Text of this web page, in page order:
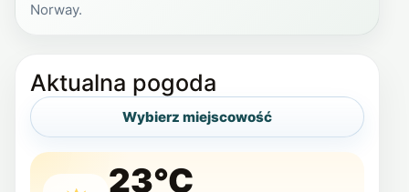
Norway.
Aktualna pogoda
Wybierz miejscowość
23°C